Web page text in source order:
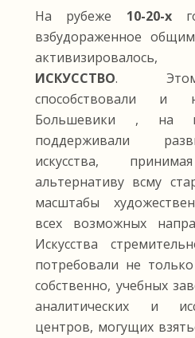
На рубеже 10-20-х
взбудораженное
ИСКУССТВО.
способствовали и
Большевики , на
поддерживали
искусства,
альтернативу всму
масштабы
всех возможных
Искусства
потребовали не
собственно, учебных
аналитических и
центров, могущих